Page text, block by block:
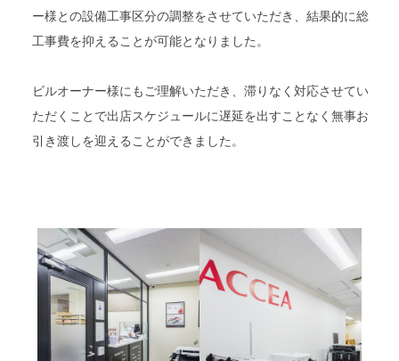
ー様との設備工事区分の調整をさせていただき、結果的に総
工事費を抑えることが可能となりました。
ビルオーナー様にもご理解いただき、滞りなく対応させてい
ただくことで出店スケジュールに遅延を出すことなく無事お
引き渡しを迎えることができました。